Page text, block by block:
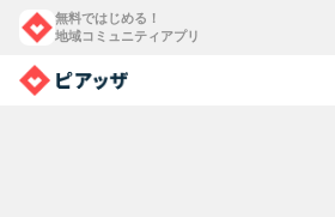
無料ではじめる！
地域コミュニティアプリ